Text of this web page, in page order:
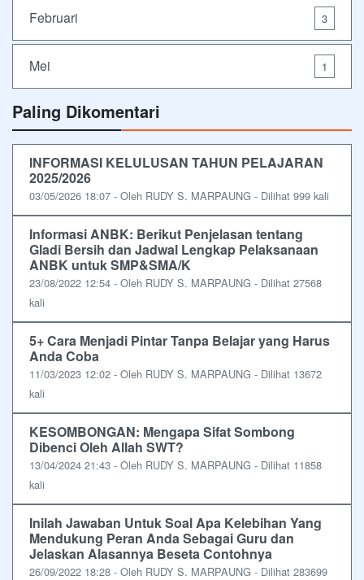
Februari 3
Mei 1
Paling Dikomentari
INFORMASI KELULUSAN TAHUN PELAJARAN
2025/2026
03/05/2026 18:07 - Oleh RUDY S. MARPAUNG - Dilihat 999 kali
Informasi ANBK: Berikut Penjelasan tentang
Gladi Bersih dan Jadwal Lengkap Pelaksanaan
ANBK untuk SMP&SMA/K
23/08/2022 12:54 - Oleh RUDY S. MARPAUNG - Dilihat 27568
kali
5+ Cara Menjadi Pintar Tanpa Belajar yang Harus
Anda Coba
11/03/2023 12:02 - Oleh RUDY S. MARPAUNG - Dilihat 13672
kali
KESOMBONGAN: Mengapa Sifat Sombong
Dibenci Oleh Allah SWT?
13/04/2024 21:43 - Oleh RUDY S. MARPAUNG - Dilihat 11858
kali
Inilah Jawaban Untuk Soal Apa Kelebihan Yang
Mendukung Peran Anda Sebagai Guru dan
Jelaskan Alasannya Beseta Contohnya
26/09/2022 18:28 - Oleh RUDY S. MARPAUNG - Dilihat 283699